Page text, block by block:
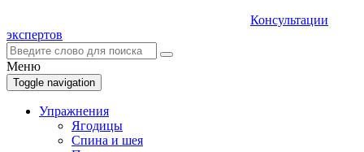
Консультации
экспертов
Меню
Toggle navigation
Упражнения
Ягодицы
Спина и шея